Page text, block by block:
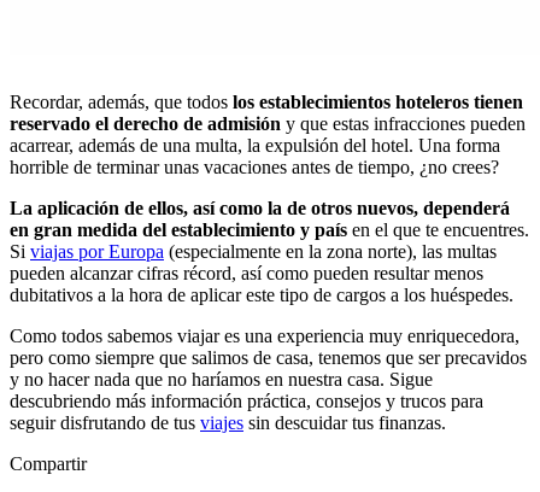
Recordar, además, que todos los establecimientos hoteleros tienen
reservado el derecho de admisión y que estas infracciones pueden
acarrear, además de una multa, la expulsión del hotel. Una forma
horrible de terminar unas vacaciones antes de tiempo, ¿no crees?
La aplicación de ellos, así como la de otros nuevos, dependerá
en gran medida del establecimiento y país en el que te encuentres.
Si viajas por Europa (especialmente en la zona norte), las multas
pueden alcanzar cifras récord, así como pueden resultar menos
dubitativos a la hora de aplicar este tipo de cargos a los huéspedes.
Como todos sabemos viajar es una experiencia muy enriquecedora,
pero como siempre que salimos de casa, tenemos que ser precavidos
y no hacer nada que no haríamos en nuestra casa. Sigue
descubriendo más información práctica, consejos y trucos para
seguir disfrutando de tus viajes sin descuidar tus finanzas.
Compartir